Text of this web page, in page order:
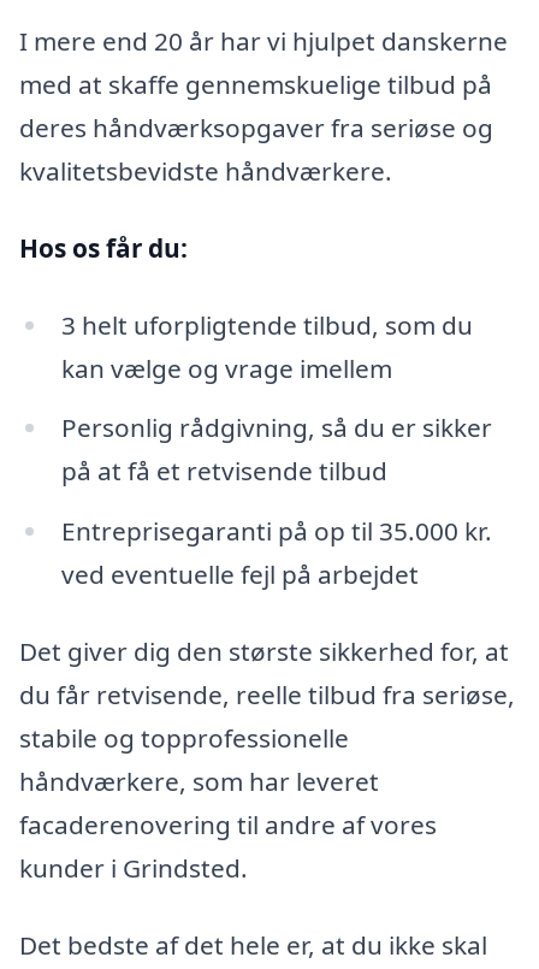
I mere end 20 år har vi hjulpet danskerne
med at skaffe gennemskuelige tilbud på
deres håndværksopgaver fra seriøse og
kvalitetsbevidste håndværkere.
Hos os får du:
3 helt uforpligtende tilbud, som du
kan vælge og vrage imellem
Personlig rådgivning, så du er sikker
på at få et retvisende tilbud
Entreprisegaranti på op til 35.000 kr.
ved eventuelle fejl på arbejdet
Det giver dig den største sikkerhed for, at
du får retvisende, reelle tilbud fra seriøse,
stabile og topprofessionelle
håndværkere, som har leveret
facaderenovering til andre af vores
kunder i Grindsted.
Det bedste af det hele er, at du ikke skal